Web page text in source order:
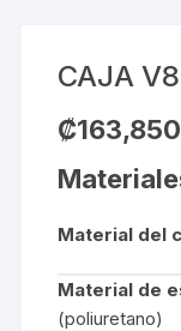
CAJA
₡163,850
Material del
Material de
(poliuretano)